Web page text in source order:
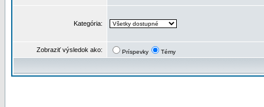
Kategória:
Zobraziť výsledok ako: Príspevky Témy